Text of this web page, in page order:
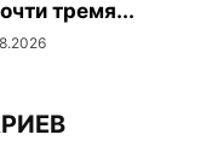
тремя...